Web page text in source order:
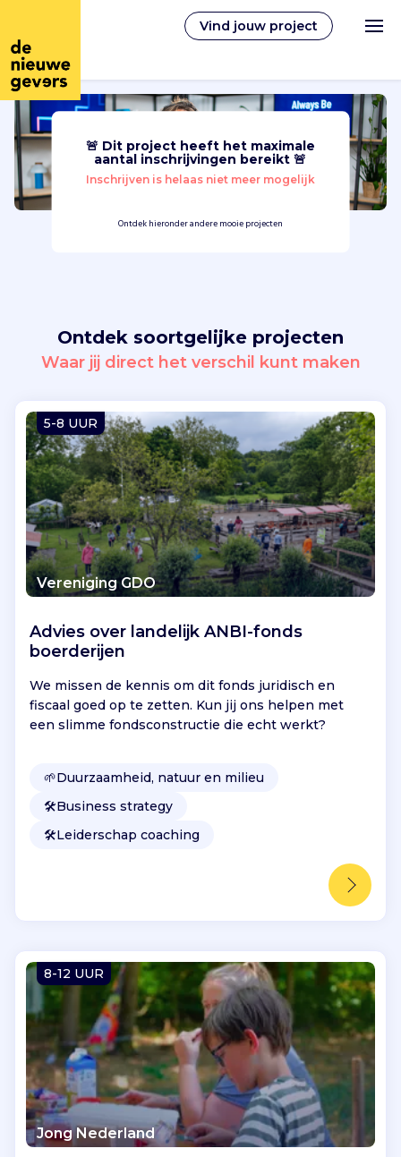
Vind jouw project
Nederlands
Vrijwilligerswerk
Vind jouw project
Inloggen
🚨 Dit project heeft het maximale
aantal inschrijvingen bereikt 🚨
Inschrijven is helaas niet meer mogelijk
Ontdek hieronder andere mooie projecten
Ontdek soortgelijke projecten
Waar jij direct het verschil kunt maken
5-8 UUR
Vereniging GDO
Advies over landelijk ANBI-fonds
boerderijen
We missen de kennis om dit fonds juridisch en
fiscaal goed op te zetten. Kun jij ons helpen met
een slimme fondsconstructie die echt werkt?
🌱Duurzaamheid, natuur en milieu
🛠️Business strategy
🛠️Leiderschap coaching
8-12 UUR
Jong Nederland